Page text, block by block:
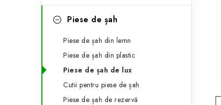
ă
t
i
Piese de șah
Piese de șah din lemn
Piese de șah din plastic
Piese de șah de lux
Cutii pentru piese de șah
Piese de șah de rezervă